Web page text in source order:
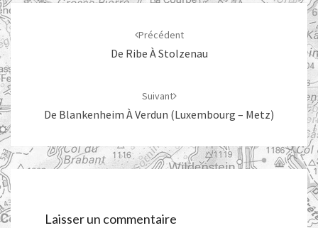
Navigation
d'article
Précédent
De Ribe À Stolzenau
Suivant
De Blankenheim À Verdun (Luxembourg – Metz)
Laisser un commentaire